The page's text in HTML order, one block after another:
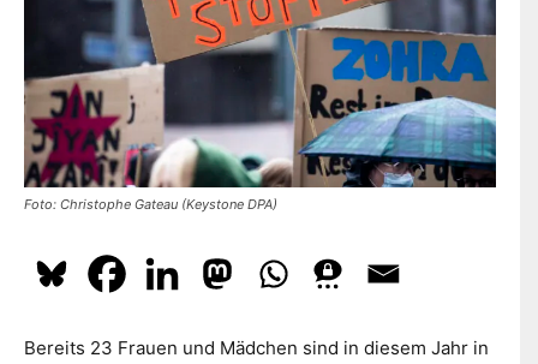
Foto: Christophe Gateau (Keystone DPA)
Bereits 23 Frauen und Mädchen sind in diesem Jahr in